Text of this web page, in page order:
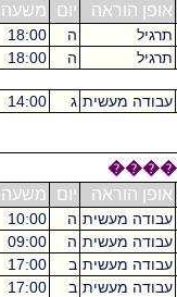
אופן הוראה
יום משעה
תרגיל ה 18:00
תרגיל
ה 18:00
עבודה מעשית ג 14:00
אופן הוראה
יום משעה
עבודה מעשית ה 10:00
עבודה מעשית ה 09:00
עבודה מעשית ב 17:00
עבודה מעשית ב 17:00